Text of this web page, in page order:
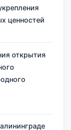
ценностей
открытия